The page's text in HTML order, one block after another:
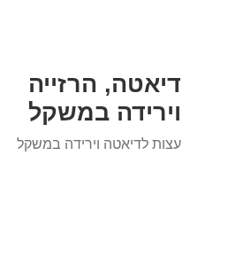
דיאטה, הרזייה
וירידה במשקל
עצות לדיאטה וירידה במשקל